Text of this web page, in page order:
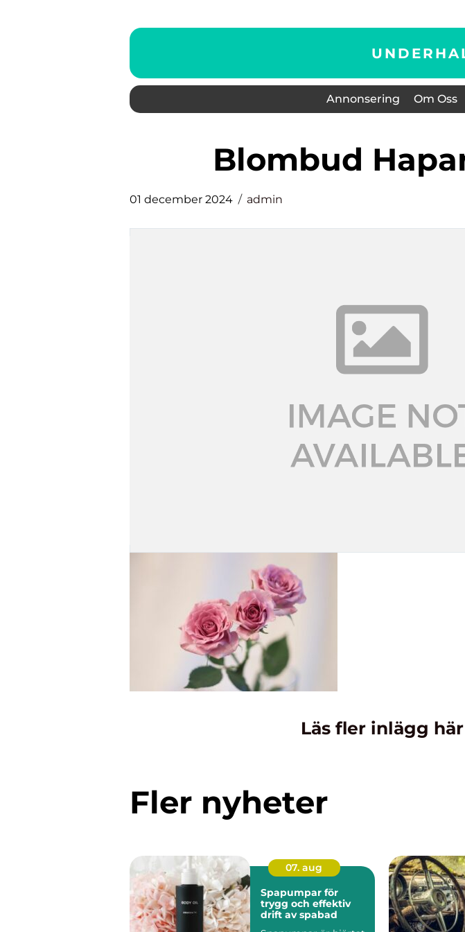
Annonsering Om Oss
Blombud
01 december 2024 admin
Läs fler inlägg här
Fler nyheter
07. aug
Spapumpar för
trygg och effektiv
drift av spabad